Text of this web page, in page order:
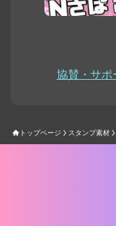
協賛・サポ
トップページ スタンプ素材